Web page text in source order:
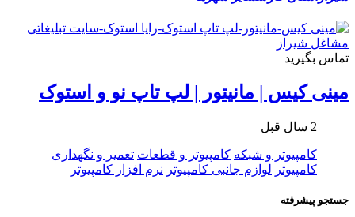
تماس بگیرید
مینی کیس | مانیتور | لپ تاپ نو و استوک
2 سال قبل
کامپیوتر و شبکه کامپیوتر و قطعات تعمیر و نگهداری
کامپیوتر لوازم جانبی کامپیوتر نرم افزار کامپیوتر
جستجو پیشرفته